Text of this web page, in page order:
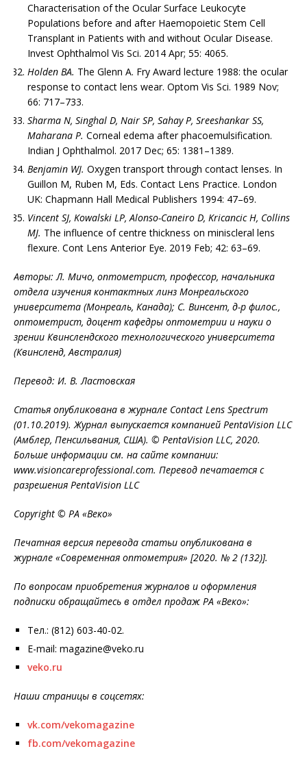
Characterisation of the Ocular Surface Leukocyte
Populations before and after Haemopoietic Stem Cell
Transplant in Patients with and without Ocular Disease.
Invest Ophthalmol Vis Sci. 2014 Apr; 55: 4065.
Holden BA. The Glenn A. Fry Award lecture 1988: the ocular
response to contact lens wear. Optom Vis Sci. 1989 Nov;
66: 717–733.
Sharma N, Singhal D, Nair SP, Sahay P, Sreeshankar SS,
Maharana P. Corneal edema after phacoemulsification.
Indian J Ophthalmol. 2017 Dec; 65: 1381–1389.
Benjamin WJ. Oxygen transport through contact lenses. In
Guillon M, Ruben M, Eds. Contact Lens Practice. London
UK: Chapmann Hall Medical Publishers 1994: 47–69.
Vincent SJ, Kowalski LP, Alonso-Caneiro D, Kricancic H, Collins
MJ. The influence of centre thickness on miniscleral lens
flexure. Cont Lens Anterior Eye. 2019 Feb; 42: 63–69.
Авторы: Л. Мичо, оптометрист, профессор, начальника
отдела изучения контактных линз Монреальского
университета (Монреаль, Канада); С. Винсент, д-р филос.,
оптометрист, доцент кафедры оптометрии и науки о
зрении Квинслендского технологического университета
(Квинсленд, Австралия)
Перевод: И. В. Ластовская
Статья опубликована в журнале Contact Lens Spectrum
(01.10.2019). Журнал выпускается компанией PentaVision LLC
(Амблер, Пенсильвания, США). © PentaVision LLC, 2020.
Больше информации см. на сайте компании:
www.visioncareprofessional.com. Перевод печатается с
разрешения PentaVision LLC
Copyright © РА «Веко»
Печатная версия перевода статьи опубликована в
журнале «Современная оптометрия» [2020. № 2 (132)].
По вопросам приобретения журналов и оформления
подписки обращайтесь в отдел продаж РА «Веко»:
Тел.: (812) 603-40-02.
E-mail: magazine@veko.ru
veko.ru
Наши страницы в соцсетях:
vk.com/vekomagazine
fb.com/vekomagazine